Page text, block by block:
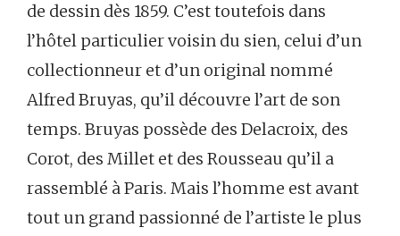
de dessin dès 1859. C’est toutefois dans
l’hôtel particulier voisin du sien, celui d’un
collectionneur et d’un original nommé
Alfred Bruyas, qu’il découvre l’art de son
temps. Bruyas possède des Delacroix, des
Corot, des Millet et des Rousseau qu’il a
rassemblé à Paris. Mais l’homme est avant
tout un grand passionné de l’artiste le plus